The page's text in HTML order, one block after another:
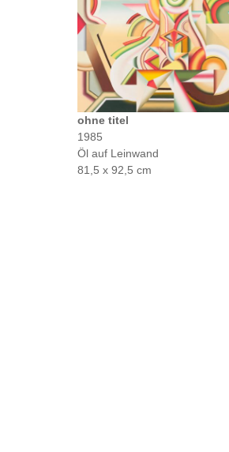
ohne titel
1985
Öl auf Leinwand
81,5 x 92,5 cm